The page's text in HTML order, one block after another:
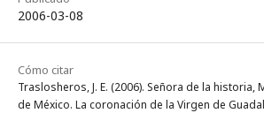
2006-03-08
Cómo citar
Traslosheros, J. E. (2006). Señora de la historia,
de México. La coronación de la Virgen de